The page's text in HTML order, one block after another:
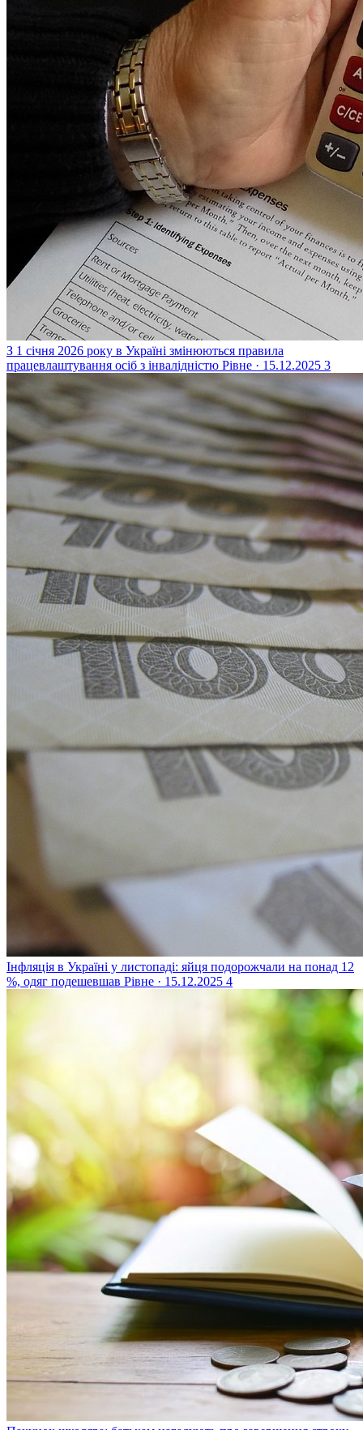
З 1 січня 2026 року в Україні змінюються правила
працевлаштування осіб з інвалідністю Рівне · 15.12.2025 3
Інфляція в Україні у листопаді: яйця подорожчали на понад 12
%, одяг подешевшав Рівне · 15.12.2025 4